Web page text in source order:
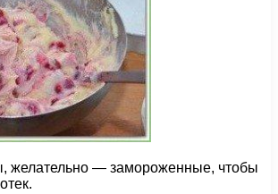
желательно — замороженные, чтобы